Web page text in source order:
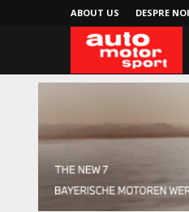
ABOUT US DESPRE NOI